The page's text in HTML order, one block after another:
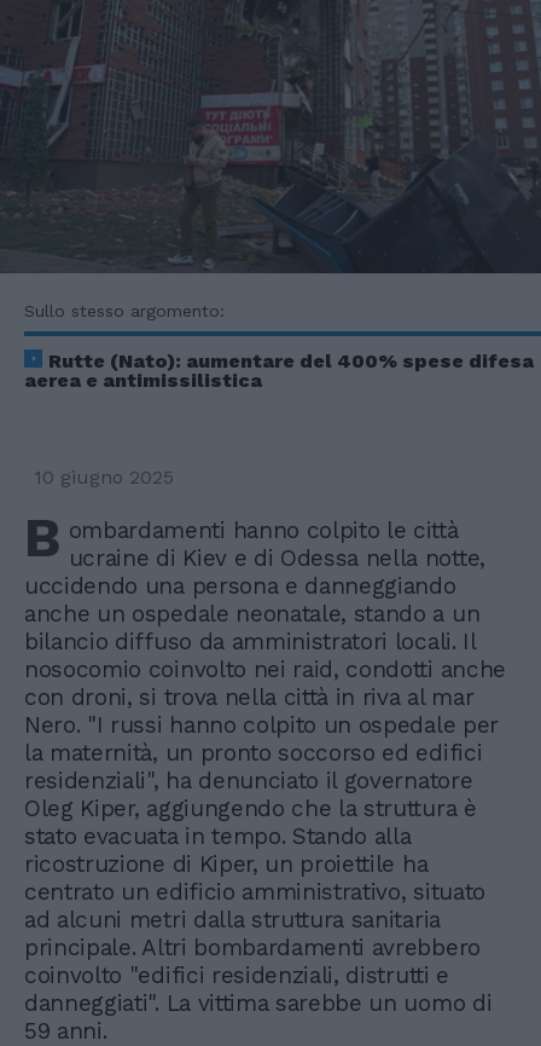
Sullo stesso argomento:
Rutte (Nato): aumentare del 400% spese difesa
aerea e antimissilistica
10 giugno 2025
B ombardamenti hanno colpito le città
ucraine di Kiev e di Odessa nella notte,
uccidendo una persona e danneggiando
anche un ospedale neonatale, stando a un
bilancio diffuso da amministratori locali. Il
nosocomio coinvolto nei raid, condotti anche
con droni, si trova nella città in riva al mar
Nero. "I russi hanno colpito un ospedale per
la maternità, un pronto soccorso ed edifici
residenziali", ha denunciato il governatore
Oleg Kiper, aggiungendo che la struttura è
stato evacuata in tempo. Stando alla
ricostruzione di Kiper, un proiettile ha
centrato un edificio amministrativo, situato
ad alcuni metri dalla struttura sanitaria
principale. Altri bombardamenti avrebbero
coinvolto "edifici residenziali, distrutti e
danneggiati". La vittima sarebbe un uomo di
59 anni.